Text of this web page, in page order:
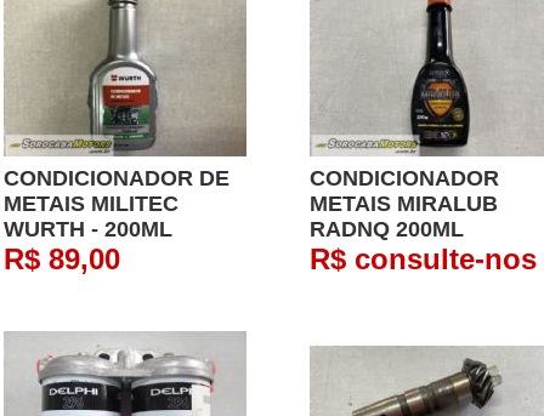
CONDICIONADOR DE
METAIS MILITEC
WURTH - 200ML
R$ 89,00
CONDICIONADOR
METAIS MIRALUB
RADNQ 200ML
R$ consulte-nos